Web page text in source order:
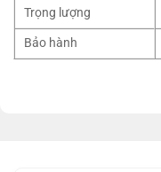
Trọng lượng
Bảo hành